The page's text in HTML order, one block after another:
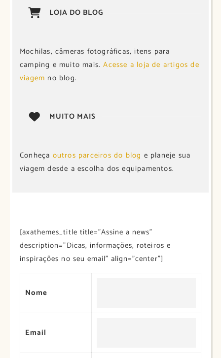
LOJA DO BLOG
Mochilas, câmeras fotográficas, itens para
camping e muito mais.Acesse a loja de artigos de
viagem no blog.
MUITO MAIS
Conheça outros parceiros do blog e planeje sua
viagem desde a escolha dos equipamentos.
[axathemes_title title=”Assine a news”
description=”Dicas, informações, roteiros e
inspirações no seu email” align=”center”]
Nome
Email